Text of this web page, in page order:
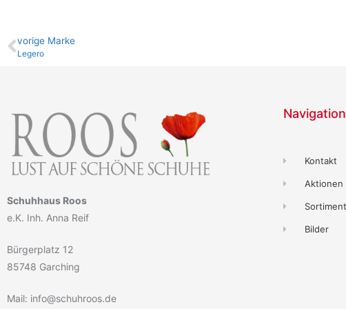
vo­ri­ge Marke
Legero
Schuhhaus Roos
e.K. Inh. Anna Reif
Bürgerplatz 12
85748 Garching
Mail: info@schuhroos.de
Navigation
Kontakt
Aktionen
Sortiment
Bilder